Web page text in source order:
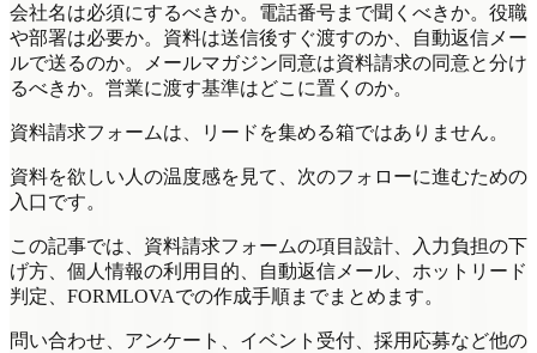
会社名は必須にするべきか。電話番号まで聞くべきか。役職
や部署は必要か。資料は送信後すぐ渡すのか、自動返信メー
ルで送るのか。メールマガジン同意は資料請求の同意と分け
るべきか。営業に渡す基準はどこに置くのか。
資料請求フォームは、リードを集める箱ではありません。
資料を欲しい人の温度感を見て、次のフォローに進むための
入口です。
この記事では、資料請求フォームの項目設計、入力負担の下
げ方、個人情報の利用目的、自動返信メール、ホットリード
判定、FORMLOVAでの作成手順までまとめます。
問い合わせ、アンケート、イベント受付、採用応募など他の